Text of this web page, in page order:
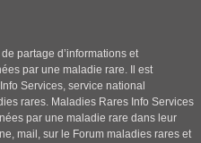
partage d’informations et
par une maladie rare. Il est
Services, service national
rares. Maladies Rares Info Services
par une maladie rare dans leur
mail, sur le Forum maladies rares et